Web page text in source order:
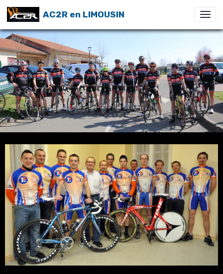
AC2R en LIMOUSIN